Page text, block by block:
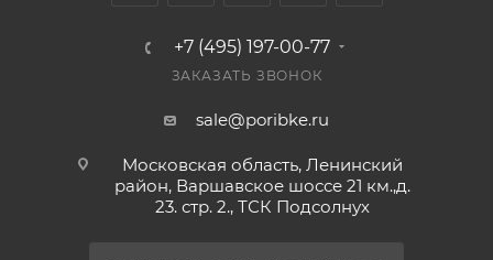
+7 (495) 197-00-77
ЗАКАЗАТЬ ЗВОНОК
sale@poribke.ru
Московская область, Ленинский
район, Варшавское шоссе 21 км.,д.
23. стр. 2., ТСК Подсолнух